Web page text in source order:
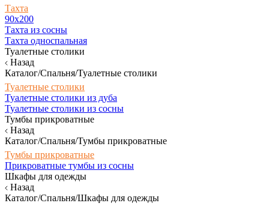
Тахта
90х200
Тахта из сосны
Тахта односпальная
Туалетные столики
Назад
Каталог/Спальня/Туалетные столики
Туалетные столики
Туалетные столики из дуба
Туалетные столики из сосны
Тумбы прикроватные
Назад
Каталог/Спальня/Тумбы прикроватные
Тумбы прикроватные
Прикроватные тумбы из сосны
Шкафы для одежды
Назад
Каталог/Спальня/Шкафы для одежды